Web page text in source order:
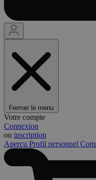
Fermer le menu
Votre compte
Connexion
ou inscription
Aperçu Profil personnel